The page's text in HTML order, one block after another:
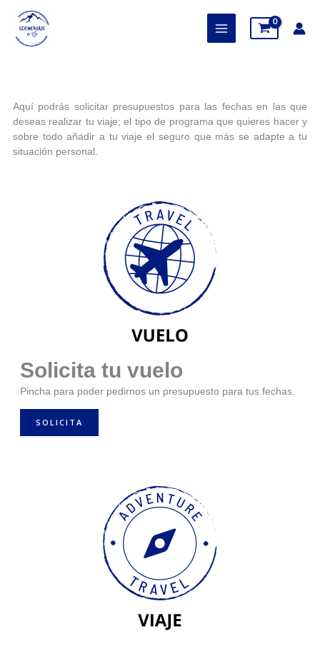
contenido
Aquí podrás solicitar presupuestos para las fechas en las que
deseas realizar tu viaje; el tipo de programa que quieres hacer y
sobre todo añadir a tu viaje el seguro que más se adapte a tu
situación personal.
Solicita tu vuelo
Pincha para poder pedirnos un presupuesto para tus fechas.
SOLICITA